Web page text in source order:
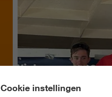
Cookie instellingen